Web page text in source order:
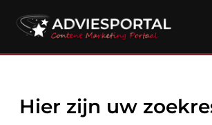
Hier zijn uw